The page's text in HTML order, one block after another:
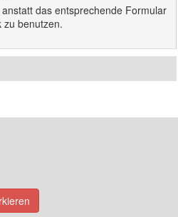
das entsprechende Formular
zu benutzen.